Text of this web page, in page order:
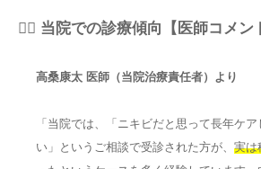
👨‍⚕️ 当院での診療傾向【医師コメン
高桑康太 医師（当院治療責任者）より
「当院では、「ニキビだと思って長年ケ
い」というご相談で受診された方が、 実は